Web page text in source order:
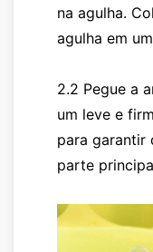
na agulha.
agulha em
2.2 Pegue a
um leve e
para garantir
parte